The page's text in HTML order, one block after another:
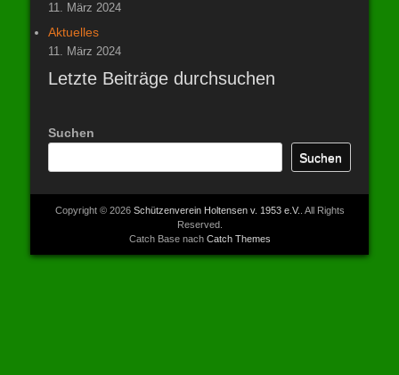
11. März 2024
Aktuelles
11. März 2024
Letzte Beiträge durchsuchen
Suchen
Suchen
Copyright © 2026 Schützenverein Holtensen v. 1953 e.V. . All Rights
Reserved.
Catch Base nach Catch Themes